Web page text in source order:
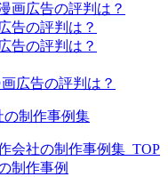
画広告の評判は？
告の評判は？
告の評判は？
広告の評判は？
の制作事例集
会社の制作事例集_TOP
制作事例